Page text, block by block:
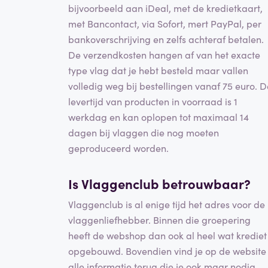
bijvoorbeeld aan iDeal, met de kredietkaart,
met Bancontact, via Sofort, mert PayPal, per
bankoverschrijving en zelfs achteraf betalen.
De verzendkosten hangen af van het exacte
type vlag dat je hebt besteld maar vallen
volledig weg bij bestellingen vanaf 75 euro.
levertijd van producten in voorraad is 1
werkdag en kan oplopen tot maximaal 14
dagen bij vlaggen die nog moeten
geproduceerd worden.
Is Vlaggenclub betrouwbaar?
Vlaggenclub is al enige tijd het adres voor de
vlaggenliefhebber. Binnen die groepering
heeft de webshop dan ook al heel wat krediet
opgebouwd. Bovendien vind je op de website